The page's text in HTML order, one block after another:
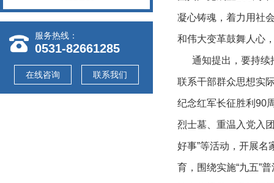
服务热线：
0531-82661285
在线咨询 联系我们
凝心铸魂，着力用社
和伟大变革鼓舞人心
通知提出，要持续
联系干部群众思想实
纪念红军长征胜利90
烈士墓、重温入党入
好事”等活动，开展名
育，围绕实施“九五”